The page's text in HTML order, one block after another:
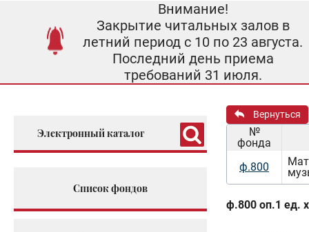
Внимание!
Закрытие читальных залов в
летний период с 10 по 23 августа.
Последний день приема
требований 31 июля.
Электронный каталог
Список фондов
Вернуться
№
фонда
ф.800
ф.800 оп.1 ед.